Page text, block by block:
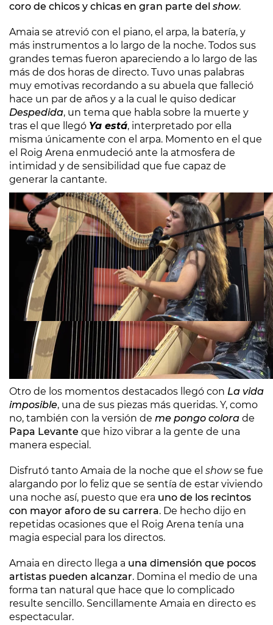
coro de chicos y chicas en gran parte del show.
Amaia se atrevió con el piano, el arpa, la batería, y
más instrumentos a lo largo de la noche. Todos sus
grandes temas fueron apareciendo a lo largo de las
más de dos horas de directo. Tuvo unas palabras
muy emotivas recordando a su abuela que falleció
hace un par de años y a la cual le quiso dedicar
Despedida, un tema que habla sobre la muerte y
tras el que llegó Ya está, interpretado por ella
misma únicamente con el arpa. Momento en el que
el Roig Arena enmudeció ante la atmosfera de
intimidad y de sensibilidad que fue capaz de
generar la cantante.
Otro de los momentos destacados llegó con La vida
imposible, una de sus piezas más queridas. Y, como
no, también con la versión de me pongo colora de
Papa Levante que hizo vibrar a la gente de una
manera especial.
Disfrutó tanto Amaia de la noche que el showse fue
alargando por lo feliz que se sentía de estar viviendo
una noche así, puesto que era uno de los recintos
con mayor aforo de su carrera. De hecho dijo en
repetidas ocasiones que el Roig Arena tenía una
magia especial para los directos.
Amaia en directo llega a una dimensión que pocos
artistas pueden alcanzar. Domina el medio de una
forma tan natural que hace que lo complicado
resulte sencillo. Sencillamente Amaia en directo es
espectacular.